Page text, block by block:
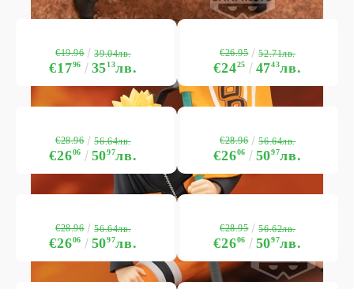
€1796 3513лв.
€19.96 39.04лв.
€2425 4743лв.
€26.95 52.71лв.
€2606 5097лв.
€28.96 56.64лв.
€2606 5097лв.
€28.96 56.64лв.
€2606 5097лв.
€28.96 56.64лв.
€2606 5097лв.
€28.95 56.62лв.